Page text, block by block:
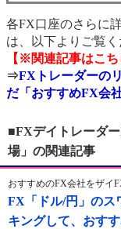
各FX口座のさらに
は、以下よりご覧く
【※関連記事はこち
⇒FXトレーダーの
だ「おすすめFX会
■FXデイトレーダ
場」の関連記事
おすすめのFX会社をザイ
FX「ドル/円」のス
キングして、おす